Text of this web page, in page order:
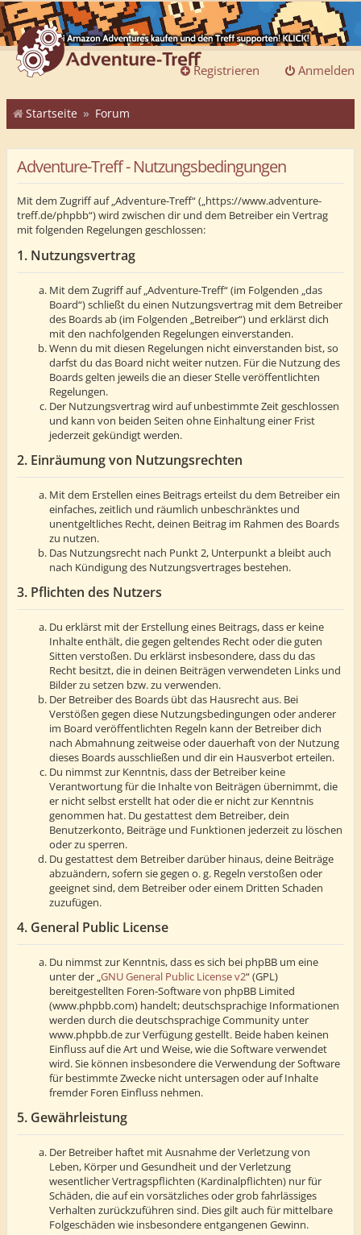
Anmelden
Registrieren
Startseite Forum
Adventure-Treff - Nutzungsbedingungen
Mit dem Zugriff auf „Adventure-Treff“ („https://www.adventure-
treff.de/phpbb“) wird zwischen dir und dem Betreiber ein Vertrag
mit folgenden Regelungen geschlossen:
1. Nutzungsvertrag
Mit dem Zugriff auf „Adventure-Treff“ (im Folgenden „das
Board“) schließt du einen Nutzungsvertrag mit dem Betreiber
des Boards ab (im Folgenden „Betreiber“) und erklärst dich
mit den nachfolgenden Regelungen einverstanden.
Wenn du mit diesen Regelungen nicht einverstanden bist, so
darfst du das Board nicht weiter nutzen. Für die Nutzung des
Boards gelten jeweils die an dieser Stelle veröffentlichten
Regelungen.
Der Nutzungsvertrag wird auf unbestimmte Zeit geschlossen
und kann von beiden Seiten ohne Einhaltung einer Frist
jederzeit gekündigt werden.
2. Einräumung von Nutzungsrechten
Mit dem Erstellen eines Beitrags erteilst du dem Betreiber ein
einfaches, zeitlich und räumlich unbeschränktes und
unentgeltliches Recht, deinen Beitrag im Rahmen des Boards
zu nutzen.
Das Nutzungsrecht nach Punkt 2, Unterpunkt a bleibt auch
nach Kündigung des Nutzungsvertrages bestehen.
3. Pflichten des Nutzers
Du erklärst mit der Erstellung eines Beitrags, dass er keine
Inhalte enthält, die gegen geltendes Recht oder die guten
Sitten verstoßen. Du erklärst insbesondere, dass du das
Recht besitzt, die in deinen Beiträgen verwendeten Links und
Bilder zu setzen bzw. zu verwenden.
Der Betreiber des Boards übt das Hausrecht aus. Bei
Verstößen gegen diese Nutzungsbedingungen oder anderer
im Board veröffentlichten Regeln kann der Betreiber dich
nach Abmahnung zeitweise oder dauerhaft von der Nutzung
dieses Boards ausschließen und dir ein Hausverbot erteilen.
Du nimmst zur Kenntnis, dass der Betreiber keine
Verantwortung für die Inhalte von Beiträgen übernimmt, die
er nicht selbst erstellt hat oder die er nicht zur Kenntnis
genommen hat. Du gestattest dem Betreiber, dein
Benutzerkonto, Beiträge und Funktionen jederzeit zu löschen
oder zu sperren.
Du gestattest dem Betreiber darüber hinaus, deine Beiträge
abzuändern, sofern sie gegen o. g. Regeln verstoßen oder
geeignet sind, dem Betreiber oder einem Dritten Schaden
zuzufügen.
4. General Public License
Du nimmst zur Kenntnis, dass es sich bei phpBB um eine
unter der „GNU General Public License v2“ (GPL)
bereitgestellten Foren-Software von phpBB Limited
(www.phpbb.com) handelt; deutschsprachige Informationen
werden durch die deutschsprachige Community unter
www.phpbb.de zur Verfügung gestellt. Beide haben keinen
Einfluss auf die Art und Weise, wie die Software verwendet
wird. Sie können insbesondere die Verwendung der Software
für bestimmte Zwecke nicht untersagen oder auf Inhalte
fremder Foren Einfluss nehmen.
5. Gewährleistung
Der Betreiber haftet mit Ausnahme der Verletzung von
Leben, Körper und Gesundheit und der Verletzung
wesentlicher Vertragspflichten (Kardinalpflichten) nur für
Schäden, die auf ein vorsätzliches oder grob fahrlässiges
Verhalten zurückzuführen sind. Dies gilt auch für mittelbare
Folgeschäden wie insbesondere entgangenen Gewinn.